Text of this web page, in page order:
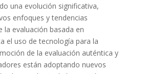
una evolución significativa,
enfoques y tendencias
la evaluación basada en
el uso de tecnología para la
de la evaluación auténtica y
están adoptando nuevos